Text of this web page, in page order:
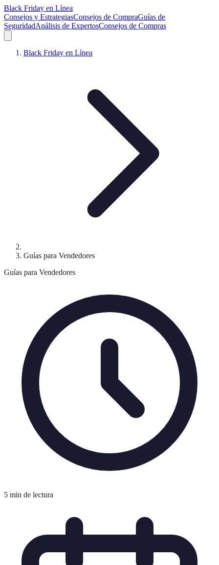
Black Friday en Línea
Consejos y EstrategiasConsejos de CompraGuías de
SeguridadAnálisis de ExpertosConsejos de Compras
Black Friday en Línea
Guías para Vendedores
Guías para Vendedores
5 min de lectura